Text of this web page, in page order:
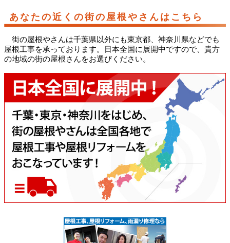
あなたの近くの街の屋根やさんはこちら
街の屋根やさんは千葉県以外にも東京都、神奈川県などでも
屋根工事を承っております。日本全国に展開中ですので、貴方
の地域の街の屋根さんをお選びください。